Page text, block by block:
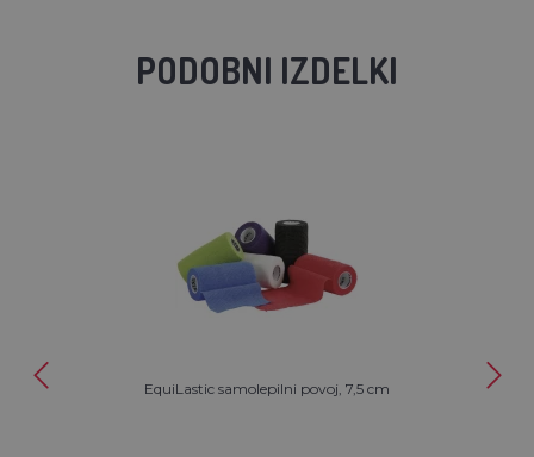
PODOBNI IZDELKI
EquiLastic samolepilni povoj, 7,5 cm